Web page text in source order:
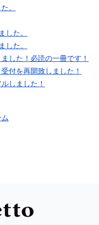
。
した。
した。
した！必読の一冊です！
付を再開致しました！
しました！